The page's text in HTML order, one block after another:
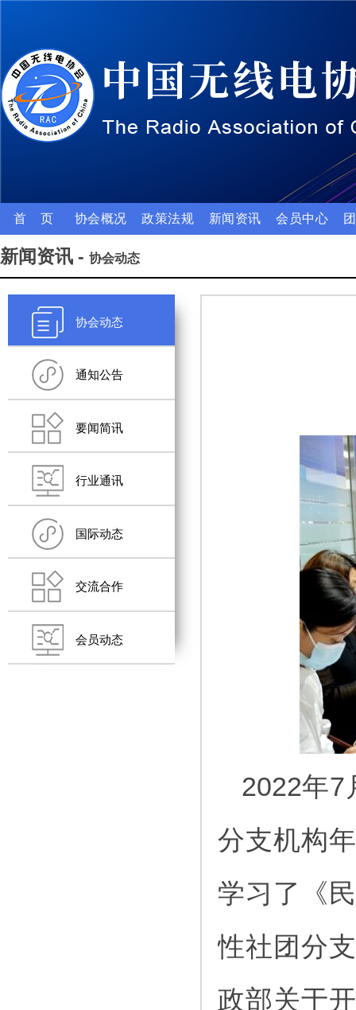
首 页 协会概况 政策法规 新闻资讯 会员中心
新闻资讯 - 协会动态
协会动态
通知公告
要闻简讯
行业通讯
国际动态
交流合作
会员动态
2022年7
分支机构
学习了《
性社团分
政部关于